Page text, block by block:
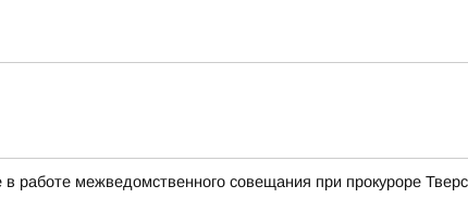
работе межведомственного совещания при прокуроре